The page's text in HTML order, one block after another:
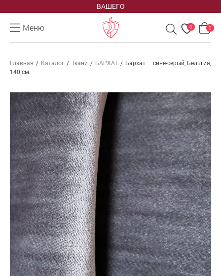
ВАШЕГО
Меню 0 0
Главная / Каталог / Ткани / БАРХАТ / Бархат — сине-серый, Бельгия,
140 см.